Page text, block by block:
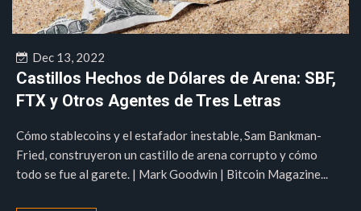
Dec 13, 2022
Castillos Hechos de Dólares de Arena: SBF,
FTX y Otros Agentes de Tres Letras
Cómo stablecoins y el estafador inestable, Sam Bankman-
Fried, construyeron un castillo de arena corrupto y cómo
todo se fue al garete. | Mark Goodwin | Bitcoin Magazine...